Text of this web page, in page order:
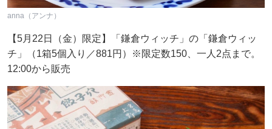
anna（アンナ）
【5月22日（金）限定】「鎌倉ウィッチ」の「鎌倉ウィッ
チ」（1箱5個入り／881円）※限定数150、一人2点まで。
12:00から販売